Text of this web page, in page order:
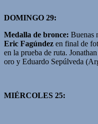
DOMINGO 29:
Medalla de bronce: Buenas
Eric Fagúndez en final de
en la prueba de ruta.
oro y Eduardo Sepúlveda
MIÉRCOLES 25: